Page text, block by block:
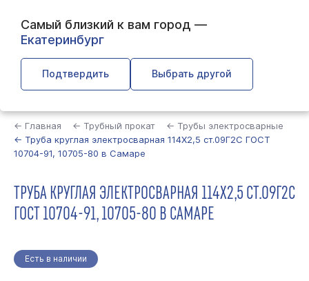
Самый близкий к вам город —
Екатеринбург
Подтвердить Выбрать другой
← Главная ← Трубный прокат
← Трубы электросварные
← Труба круглая электросварная 114Х2,5 ст.09Г2С ГОСТ
10704-91, 10705-80 в Самаре
ТРУБА КРУГЛАЯ ЭЛЕКТРОСВАРНАЯ 114Х2,5 СТ.09Г2С
ГОСТ 10704-91, 10705-80 В САМАРЕ
Есть в наличии